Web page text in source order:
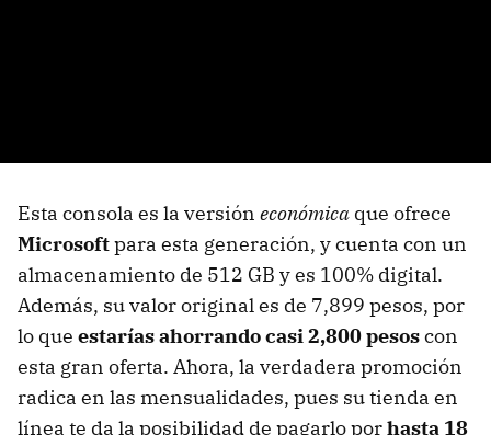
Esta consola es la versión económica que ofrece
Microsoftpara esta generación, y cuenta con un
almacenamiento de 512 GB y es 100% digital.
Además, su valor original es de 7,899 pesos, por
lo que estarías ahorrando casi 2,800 pesoscon
esta gran oferta. Ahora, la verdadera promoción
radica en las mensualidades, pues su tienda en
línea te da la posibilidad de pagarlo porhasta 18